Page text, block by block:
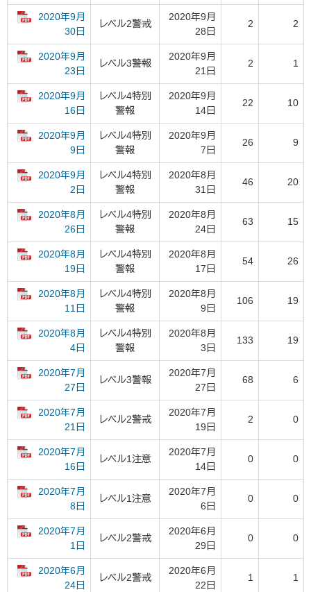
2020年9月
30日
レベル2警戒
2020年9月
28日
2 2
2020年9月
23日
レベル3警報
2020年9月
21日
2 1
2020年9月
16日
レベル4特別
警報
2020年9月
14日
22 10
2020年9月
9日
レベル4特別
警報
2020年9月
7日
26 9
2020年9月
2日
レベル4特別
警報
2020年8月
31日
46 20
2020年8月
26日
レベル4特別
警報
2020年8月
24日
63 15
2020年8月
19日
レベル4特別
警報
2020年8月
17日
54 26
2020年8月
11日
レベル4特別
警報
2020年8月
9日
106 19
2020年8月
4日
レベル4特別
警報
2020年8月
3日
133 19
2020年7月
27日
レベル3警報
2020年7月
27日
68 6
2020年7月
21日
レベル2警戒
2020年7月
19日
2 0
2020年7月
16日
レベル1注意
2020年7月
14日
0 0
2020年7月
8日
レベル1注意
2020年7月
6日
0 0
2020年7月
1日
レベル2警戒
2020年6月
29日
0 0
2020年6月
24日
レベル2警戒
2020年6月
22日
1 1